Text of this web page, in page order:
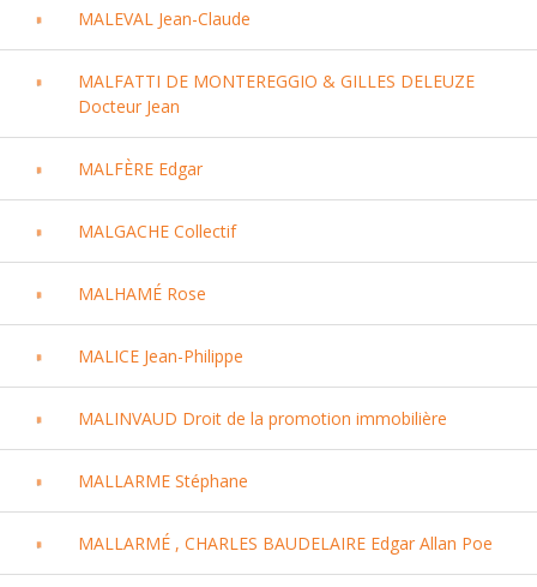
MALEVAL Jean-Claude
MALFATTI DE MONTEREGGIO & GILLES DELEUZE
Docteur Jean
MALFÈRE Edgar
MALGACHE Collectif
MALHAMÉ Rose
MALICE Jean-Philippe
MALINVAUD Droit de la promotion immobilière
MALLARME Stéphane
MALLARMÉ , CHARLES BAUDELAIRE Edgar Allan Poe